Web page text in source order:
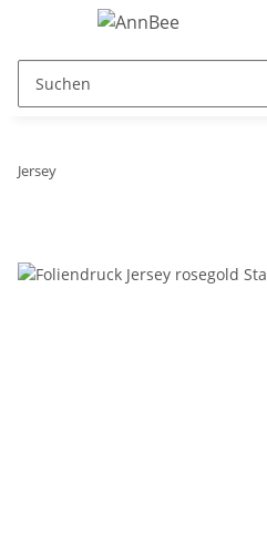
Jersey